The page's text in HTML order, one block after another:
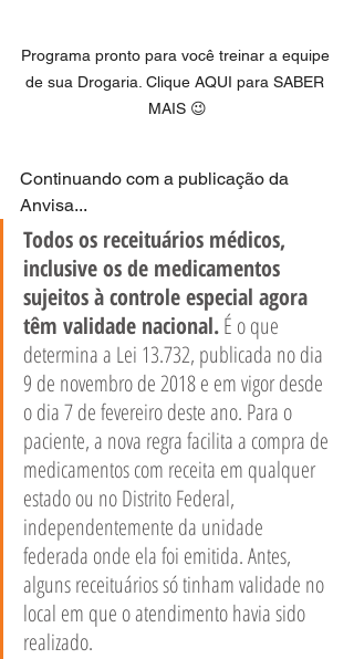
Programa pronto para você treinar a equipe
de sua Drogaria. Clique AQUI para SABER
MAIS 😉
Continuando com a publicação da
Anvisa...
Todos os receituários médicos,
inclusive os de medicamentos
sujeitos à controle especial agora
têm validade nacional. É o que
determina a Lei 13.732, publicada no dia
9 de novembro de 2018 e em vigor desde
o dia 7 de fevereiro deste ano. Para o
paciente, a nova regra facilita a compra de
medicamentos com receita em qualquer
estado ou no Distrito Federal,
independentemente da unidade
federada onde ela foi emitida. Antes,
alguns receituários só tinham validade no
local em que o atendimento havia sido
realizado.